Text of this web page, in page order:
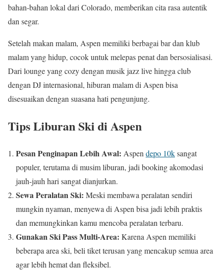
bahan-bahan lokal dari Colorado, memberikan cita rasa autentik
dan segar.
Setelah makan malam, Aspen memiliki berbagai bar dan klub
malam yang hidup, cocok untuk melepas penat dan bersosialisasi.
Dari lounge yang cozy dengan musik jazz live hingga club
dengan DJ internasional, hiburan malam di Aspen bisa
disesuaikan dengan suasana hati pengunjung.
Tips Liburan Ski di Aspen
Pesan Penginapan Lebih Awal: Aspen depo 10ksangat
populer, terutama di musim liburan, jadi booking akomodasi
jauh-jauh hari sangat dianjurkan.
Sewa Peralatan Ski: Meski membawa peralatan sendiri
mungkin nyaman, menyewa di Aspen bisa jadi lebih praktis
dan memungkinkan kamu mencoba peralatan terbaru.
Gunakan Ski Pass Multi-Area: Karena Aspen memiliki
beberapa area ski, beli tiket terusan yang mencakup semua area
agar lebih hemat dan fleksibel.